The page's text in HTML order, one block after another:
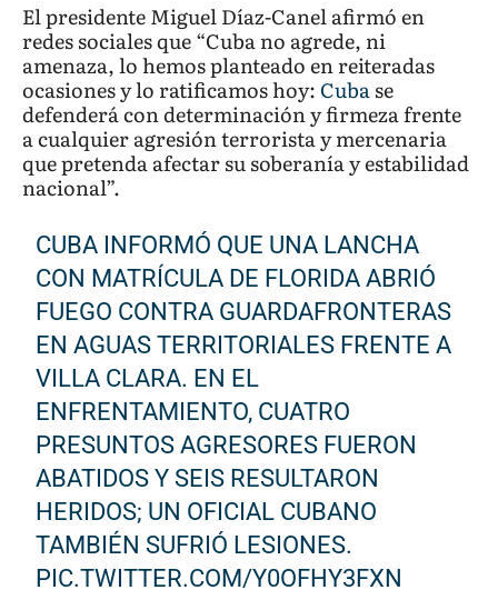
El presidente Miguel Díaz-Canel afirmó en
redes sociales que “Cuba no agrede, ni
amenaza, lo hemos planteado en reiteradas
ocasiones y lo ratificamos hoy: Cubase
defenderá con determinación y firmeza frente
a cualquier agresión terrorista y mercenaria
que pretenda afectar su soberanía y estabilidad
nacional”.
CUBA INFORMÓ QUE UNA LANCHA
CON MATRÍCULA DE FLORIDA ABRIÓ
FUEGO CONTRA GUARDAFRONTERAS
EN AGUAS TERRITORIALES FRENTE A
VILLA CLARA. EN EL
ENFRENTAMIENTO, CUATRO
PRESUNTOS AGRESORES FUERON
ABATIDOS Y SEIS RESULTARON
HERIDOS; UN OFICIAL CUBANO
TAMBIÉN SUFRIÓ LESIONES.
PIC.TWITTER.COM/Y0OFHY3FXN